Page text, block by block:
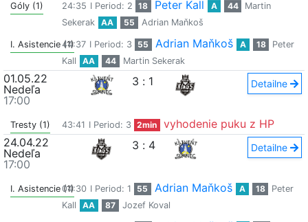
Góly (1) 24:35 I Period: 2 18 Peter Kall A 44
Martin
Sekerak
AA 55 Adrian Maňkoš
I. Asistencie (1)44:37 I Period: 3 55 Adrian Maňkoš A 18
Peter
Kall
AA 44 Martin Sekerak
01.05.22
Nedeľa
17:00
3 : 1 Detailne
Tresty (1) 43:41 I Period: 3 2min
vyhodenie puku z HP
24.04.22
Nedeľa
17:00
3 : 4 Detailne
I. Asistencie (1)04:30 I Period: 1 55 Adrian Maňkoš A 18
Peter
Kall
AA 87 Jozef Koval